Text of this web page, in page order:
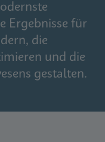
Ergebnisse für
die
und die
gestalten.